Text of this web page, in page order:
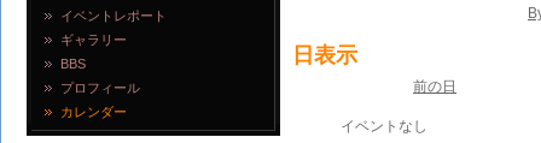
イベントレポート
ギャラリー
BBS
プロフィール
カレンダー
日表示
前の日
イベントなし